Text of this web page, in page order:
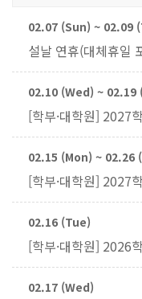
02.07 (Sun) ~ 02.09
설날 연휴(대체휴일
02.10 (Wed) ~ 02.19
[학부·대학원] 2027
02.15 (Mon) ~ 02.26
[학부·대학원] 2027
02.16 (Tue)
[학부·대학원] 2026
02.17 (Wed)